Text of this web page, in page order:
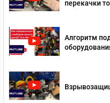
Насосы для перекачки масла 12
Насосы для перекачки масла 220
Насосы для перекачки масла 24 В
Насосы для перекачки бензина
перекачки
Алгоритм